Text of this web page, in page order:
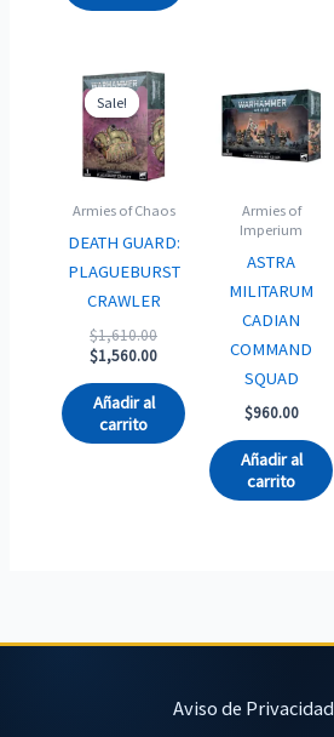
Sale!
Sale!
Armies of Chaos
DEATH GUARD:
PLAGUEBURST
CRAWLER
$1,610.00Original
price
$1,610.00.
$1,560.00Current
$1,560.00.
Añadir al
carrito
Armies of
Imperium
ASTRA
MILITARUM
CADIAN
COMMAND
SQUAD
$960.00
Añadir al
carrito
Aviso de Privacidad